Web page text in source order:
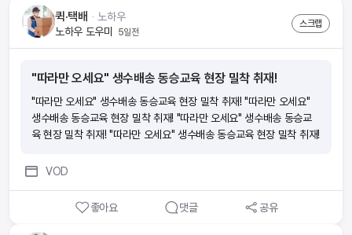
퀵·택배 ᆞ 노하우
노하우 도우미
5일전
스크랩
"따라만 오세요" 생수배송 동승교육 현장 밀착 취재!
"따라만 오세요" 생수배송 동승교육 현장 밀착 취재! "따라만 오세요"
생수배송 동승교육 현장 밀착 취재! "따라만 오세요" 생수배송 동승교
육 현장 밀착 취재! "따라만 오세요" 생수배송 동승교육 현장 밀착 취재!
VOD
좋아요 댓글 공유